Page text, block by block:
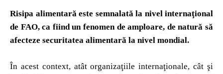
Risipa alimentară este semnalată la nivel internaţional
de FAO, ca fiind un fenomen de amploare, de natură să
afecteze securitatea alimentară la nivel mondial.
În acest context, atât organizaţiile internaţionale, cât şi